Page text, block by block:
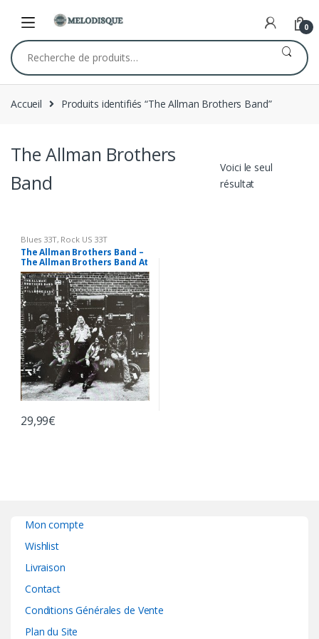
navigation
content
0
Recherche
pour :
Accueil Produits identifiés “The Allman Brothers Band”
The Allman Brothers
Band
Voici le seul
résultat
Blues 33T, Rock US 33T
The Allman Brothers Band –
The Allman Brothers Band At
Fillmore East – 2 x Vinyl LP
33T
29,99€
Mon compte
Wishlist
Livraison
Contact
Conditions Générales de Vente
Plan du Site